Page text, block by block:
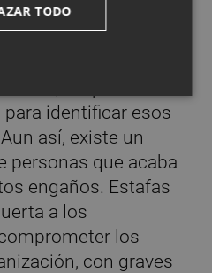
acceden a enlaces
datos
de
las plantillas
identificar esos
así, existe un
personas que acaba
engaños. Estafas
a los
los
con graves
TODO